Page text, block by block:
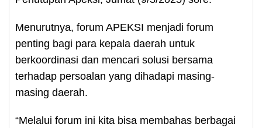
Menurutnya, forum APEKSI menjadi forum
penting bagi para kepala daerah untuk
berkoordinasi dan mencari solusi bersama
terhadap persoalan yang dihadapi masing-
masing daerah.
“Melalui forum ini kita bisa membahas berbagai